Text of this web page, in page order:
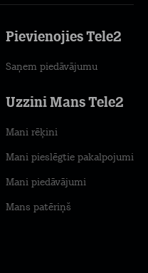
Pievienojies Tele2
Saņem piedāvājumu
Uzzini Mans Tele2
Mani rēķini
Mani pieslēgtie pakalpojumi
Mani piedāvājumi
Mans patēriņš